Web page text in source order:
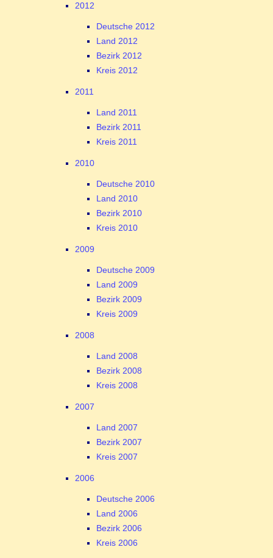
2012
Deutsche 2012
Land 2012
Bezirk 2012
Kreis 2012
2011
Land 2011
Bezirk 2011
Kreis 2011
2010
Deutsche 2010
Land 2010
Bezirk 2010
Kreis 2010
2009
Deutsche 2009
Land 2009
Bezirk 2009
Kreis 2009
2008
Land 2008
Bezirk 2008
Kreis 2008
2007
Land 2007
Bezirk 2007
Kreis 2007
2006
Deutsche 2006
Land 2006
Bezirk 2006
Kreis 2006